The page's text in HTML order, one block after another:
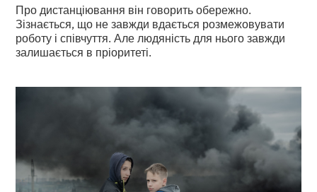
Про дистанціювання він говорить обережно.
Зізнається, що не завжди вдається розмежовувати
роботу і співчуття. Але людяність для нього завжди
залишається в пріоритеті.